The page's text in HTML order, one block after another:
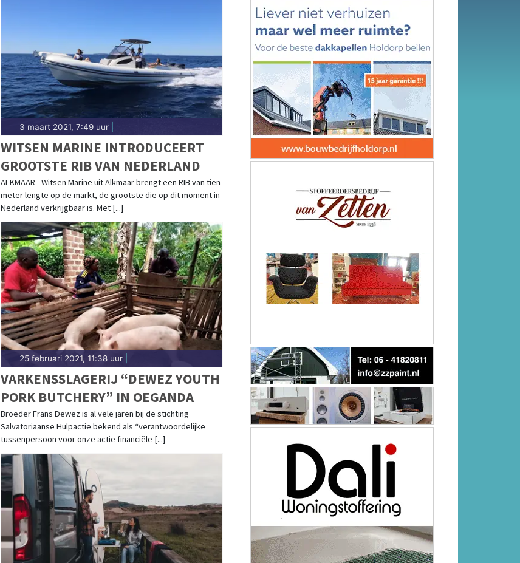
3 maart 2021, 7:49 uur|
WITSEN MARINE INTRODUCEERT
GROOTSTE RIB VAN NEDERLAND
ALKMAAR - Witsen Marine uit Alkmaar brengt een RIB van tien
meter lengte op de markt, de grootste die op dit moment in
Nederland verkrijgbaar is. Met [...]
25 februari 2021, 11:38 uur|
VARKENSSLAGERIJ “DEWEZ YOUTH
PORK BUTCHERY” IN OEGANDA
Broeder Frans Dewez is al vele jaren bij de stichting
Salvatoriaanse Hulpactie bekend als “verantwoordelijke
tussenpersoon voor onze actie financiële [...]